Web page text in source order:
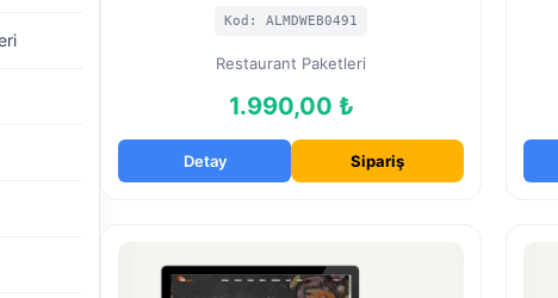
Kod: ALMDWEB0491
Restaurant Paketleri
1.990,00 ₺
Detay Sipariş